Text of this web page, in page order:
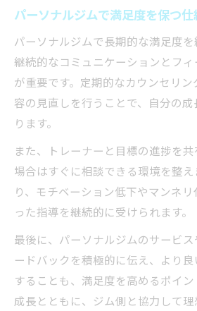
パーソナルジムで満足度を保つ仕
パーソナルジムで長期的な満足度を
継続的なコミュニケーションとフ
が重要です。定期的なカウンセリ
容の見直しを行うことで、自分の
ります。
また、トレーナーと目標の進捗を
場合はすぐに相談できる環境を整
り、モチベーション低下やマンネ
った指導を継続的に受けられます。
最後に、パーソナルジムのサービ
ードバックを積極的に伝え、より
することも、満足度を高めるポイ
成長とともに、ジム側と協力して